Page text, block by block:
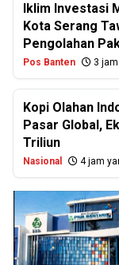
Iklim Investasi
Kota Serang
Pengolahan
Pos Banten 3
Kopi Olahan
Pasar Global,
Triliun
Nasional 4 jam